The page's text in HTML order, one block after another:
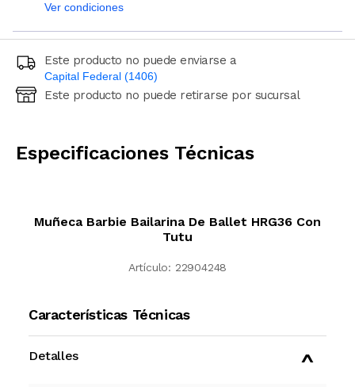
Ver condiciones
Este producto no puede enviarse a
Capital Federal (1406)
Ingresá código postal (sólo números)
Este producto no puede retirarse por sucursal
Especificaciones Técnicas
Muñeca Barbie Bailarina De Ballet HRG36 Con
Tutu
Artículo: 22904248
Características Técnicas
Detalles